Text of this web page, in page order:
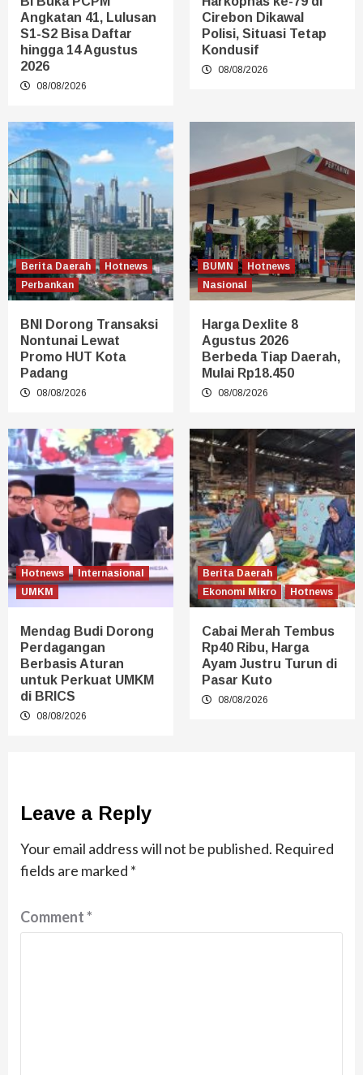
Angkatan 41, Lulusan
S1-S2 Bisa Daftar
hingga 14 Agustus
2026
08/08/2026
Cirebon Dikawal
Polisi, Situasi Tetap
Kondusif
08/08/2026
Berita Daerah
Hotnews
Perbankan
BNI Dorong Transaksi
Nontunai Lewat
Promo HUT Kota
Padang
08/08/2026
BUMN
Hotnews
Nasional
Harga Dexlite 8
Agustus 2026
Berbeda Tiap Daerah,
Mulai Rp18.450
08/08/2026
Hotnews
Internasional
UMKM
Mendag Budi Dorong
Perdagangan
Berbasis Aturan
untuk Perkuat UMKM
di BRICS
08/08/2026
Berita Daerah
Ekonomi Mikro
Hotnews
Cabai Merah Tembus
Rp40 Ribu, Harga
Ayam Justru Turun di
Pasar Kuto
08/08/2026
Leave a Reply
Your email address will not be published. Required
fields are marked *
Comment*